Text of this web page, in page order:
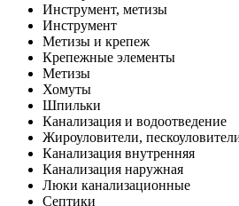
Инструмент, метизы
Инструмент
Метизы и крепеж
Крепежные элементы
Метизы
Хомуты
Шпильки
Канализация и водоотведение
Жироуловители,
Канализация внутренняя
Канализация наружная
Люки канализационные
Септики